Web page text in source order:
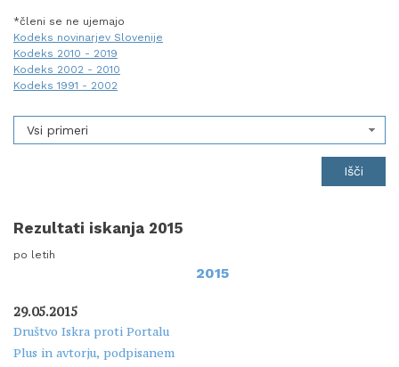
*členi se ne ujemajo
Kodeks novinarjev Slovenije
Kodeks 2010 - 2019
Kodeks 2002 - 2010
Kodeks 1991 - 2002
Vsi primeri
Rezultati iskanja 2015
po letih
2015
29.05.2015
Društvo Iskra proti Portalu
Plus in avtorju, podpisanem